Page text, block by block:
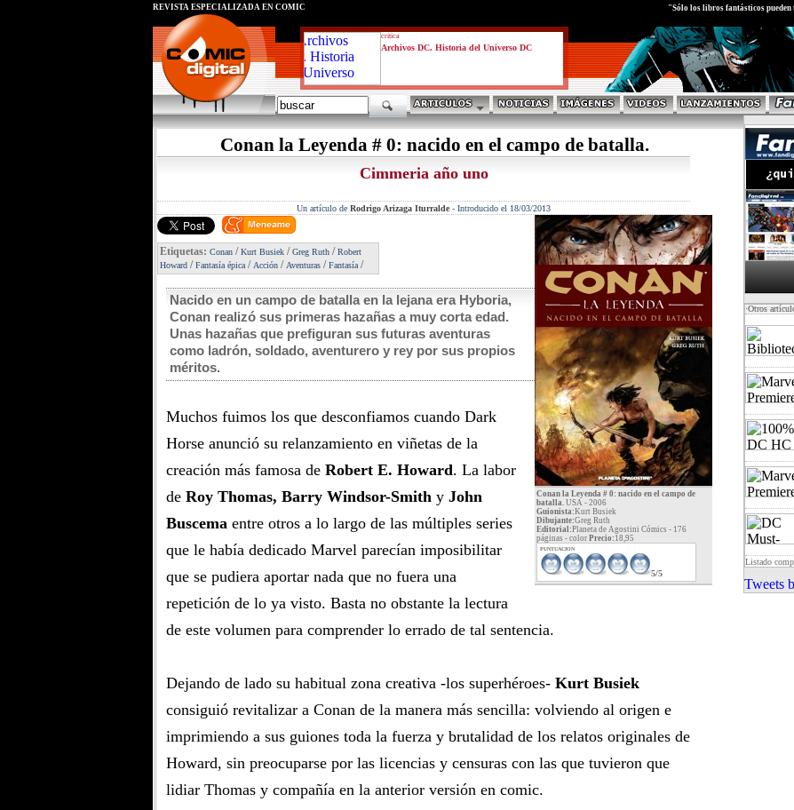
critica
Archivos DC. Historia del Universo DC
REVISTA ESPECIALIZADA EN CÓMIC "Sólo los libros fantásticos
Conan la Leyenda # 0: nacido en el campo de batalla.
Cimmeria año uno
Un artículo de Rodrigo Arizaga Iturralde - Introducido el 18/03/2013
Conan la Leyenda # 0: nacido en el campo de
batalla. USA - 2006
Guionista:Kurt Busiek
Dibujante:Greg Ruth
Editorial:Planeta de Agostini Cómics - 176
páginas - color Precio: 18,95
PUNTUACION
5/5
Etiquetas: Conan /Kurt Busiek /Greg Ruth /Robert
Howard /Fantasía épica / Acción / Aventuras /Fantasía /
Nacido en un campo de batalla en la lejana era Hyboria,
Conan realizó sus primeras hazañas a muy corta edad.
Unas hazañas que prefiguran sus futuras aventuras
como ladrón, soldado, aventurero y rey por sus propios
méritos.
Muchos fuimos los que desconfiamos cuando Dark
Horse anunció su relanzamiento en viñetas de la
creación más famosa de Robert E. Howard. La labor
de Roy Thomas, Barry Windsor-Smith y John
Buscema entre otros a lo largo de las múltiples series
que le había dedicado Marvel parecían imposibilitar
que se pudiera aportar nada que no fuera una
repetición de lo ya visto. Basta no obstante la lectura
de este volumen para comprender lo errado de tal sentencia.
Dejando de lado su habitual zona creativa -los superhéroes- Kurt Busiek
consiguió revitalizar a Conan de la manera más sencilla: volviendo al origen e
imprimiendo a sus guiones toda la fuerza y brutalidad de los relatos originales de
Howard, sin preocuparse por las licencias y censuras con las que tuvieron que
lidiar Thomas y compañía en la anterior versión en comic.
·Otros
Listado
Tweets